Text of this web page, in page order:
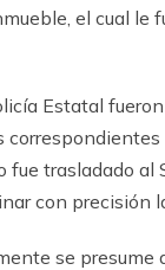
el cual le
Estatal
fue trasladado
con precisión
se presume